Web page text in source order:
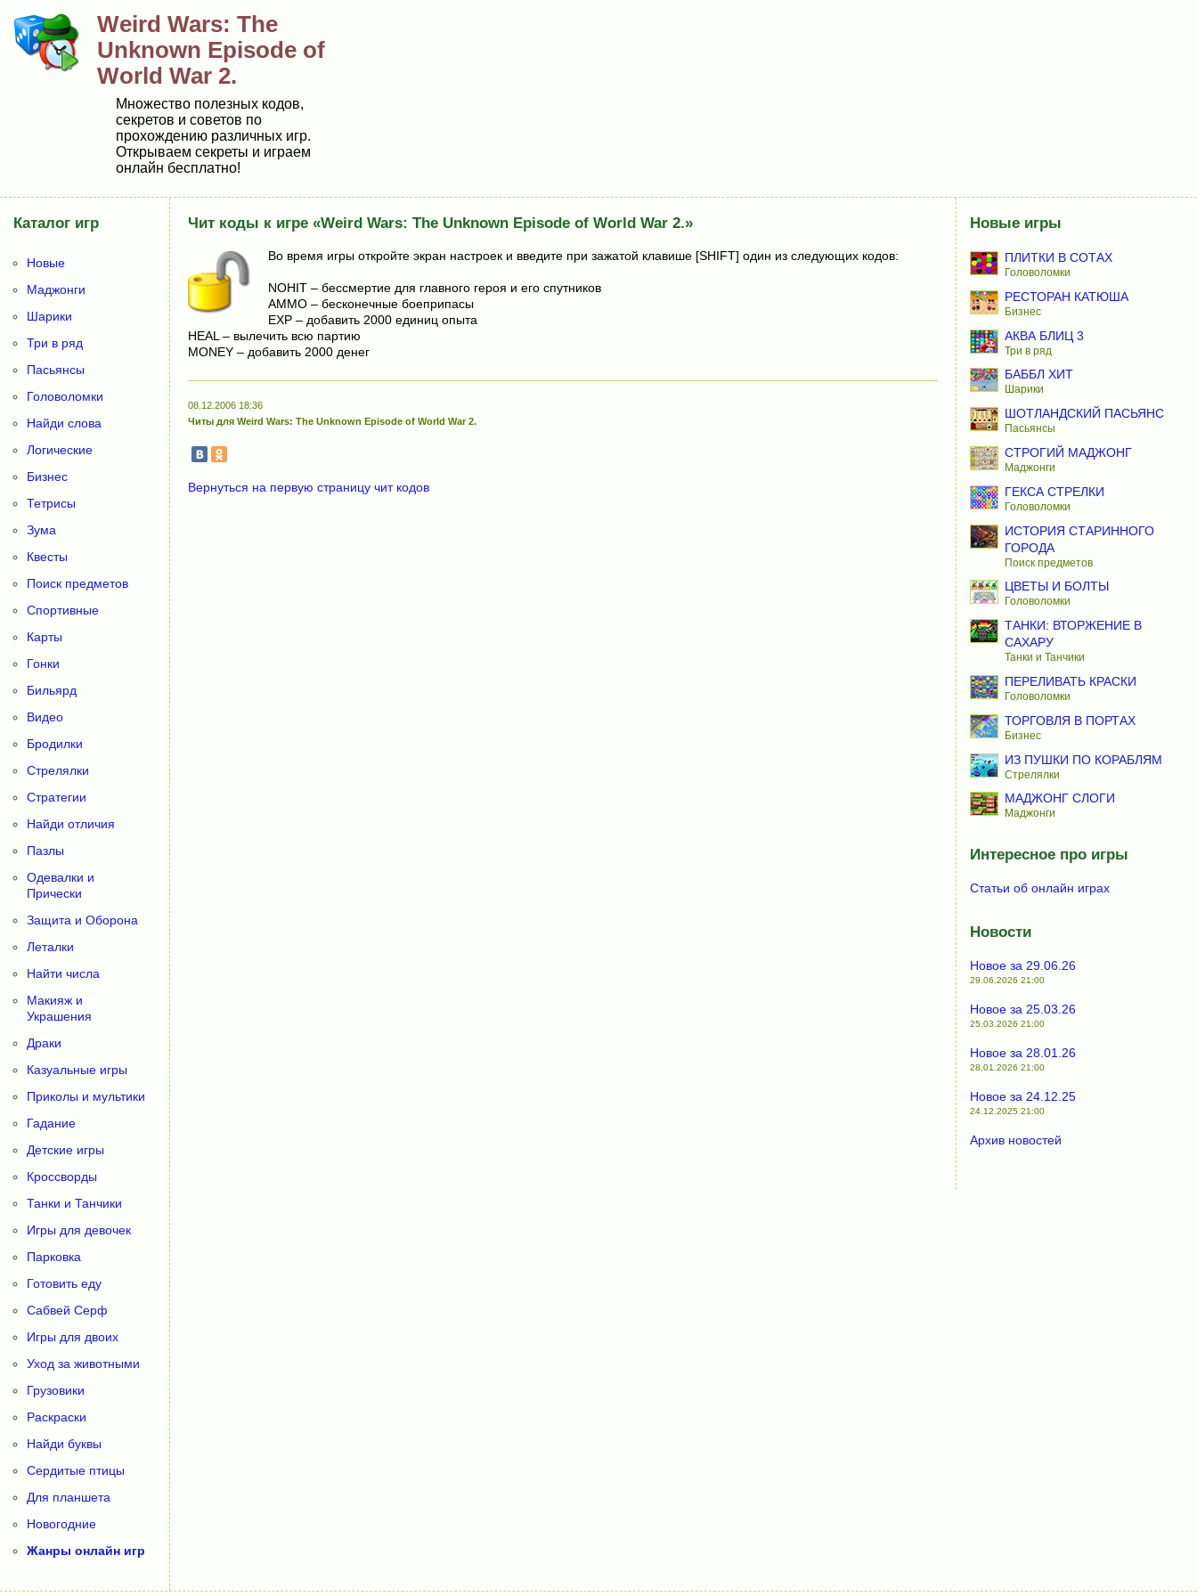
Weird Wars: The
Unknown Episode of
World War 2.
Множество полезных кодов,
секретов и советов по
прохождению различных игр.
Открываем секреты и играем
онлайн бесплатно!
Чит коды к игре «Weird Wars: The Unknown Episode of World War 2.»
Во время игры откройте экран настроек и введите при зажатой клавише [SHIFT] один из следующих кодов:
NOHIT – бессмертие для главного героя и его спутников
AMMO – бесконечные боеприпасы
EXP – добавить 2000 единиц опыта
HEAL – вылечить всю партию
MONEY – добавить 2000 денег
08.12.2006 18:36
Читы для Weird Wars: The Unknown Episode of World War 2.
Вернуться на первую страницу чит кодов
Каталог игр
Новые
Маджонги
Шарики
Три в ряд
Пасьянсы
Головоломки
Найди слова
Логические
Бизнес
Тетрисы
Зума
Квесты
Поиск предметов
Спортивные
Карты
Гонки
Бильярд
Видео
Бродилки
Стрелялки
Стратегии
Найди отличия
Пазлы
Одевалки и
Прически
Защита и Оборона
Леталки
Найти числа
Макияж и
Украшения
Драки
Казуальные игры
Приколы и мультики
Гадание
Детские игры
Кроссворды
Танки и Танчики
Игры для девочек
Парковка
Готовить еду
Сабвей Серф
Игры для двоих
Уход за животными
Грузовики
Раскраски
Найди буквы
Сердитые птицы
Для планшета
Новогодние
Жанры онлайн игр
Новые игры
ПЛИТКИ В СОТАХ
Головоломки
РЕСТОРАН КАТЮША
Бизнес
АКВА БЛИЦ 3
Три в ряд
БАББЛ ХИТ
Шарики
ШОТЛАНДСКИЙ ПАСЬЯНС
Пасьянсы
СТРОГИЙ МАДЖОНГ
Маджонги
ГЕКСА СТРЕЛКИ
Головоломки
ИСТОРИЯ СТАРИННОГО
ГОРОДА
Поиск предметов
ЦВЕТЫ И БОЛТЫ
Головоломки
ТАНКИ: ВТОРЖЕНИЕ В
САХАРУ
Танки и Танчики
ПЕРЕЛИВАТЬ КРАСКИ
Головоломки
ТОРГОВЛЯ В ПОРТАХ
Бизнес
ИЗ ПУШКИ ПО КОРАБЛЯМ
Стрелялки
МАДЖОНГ СЛОГИ
Маджонги
Интересное про игры
Статьи об онлайн играх
Новости
Новое за 29.06.26
29.06.2026 21:00
Новое за 25.03.26
25.03.2026 21:00
Новое за 28.01.26
28.01.2026 21:00
Новое за 24.12.25
24.12.2025 21:00
Архив новостей